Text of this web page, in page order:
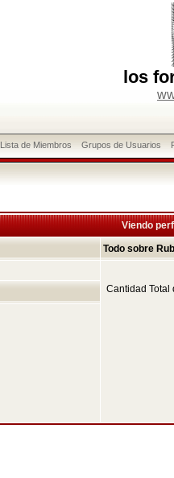
los
Lista de Miembros Grupos de Usuarios
Viendo
Todo sobre
Cantidad Total